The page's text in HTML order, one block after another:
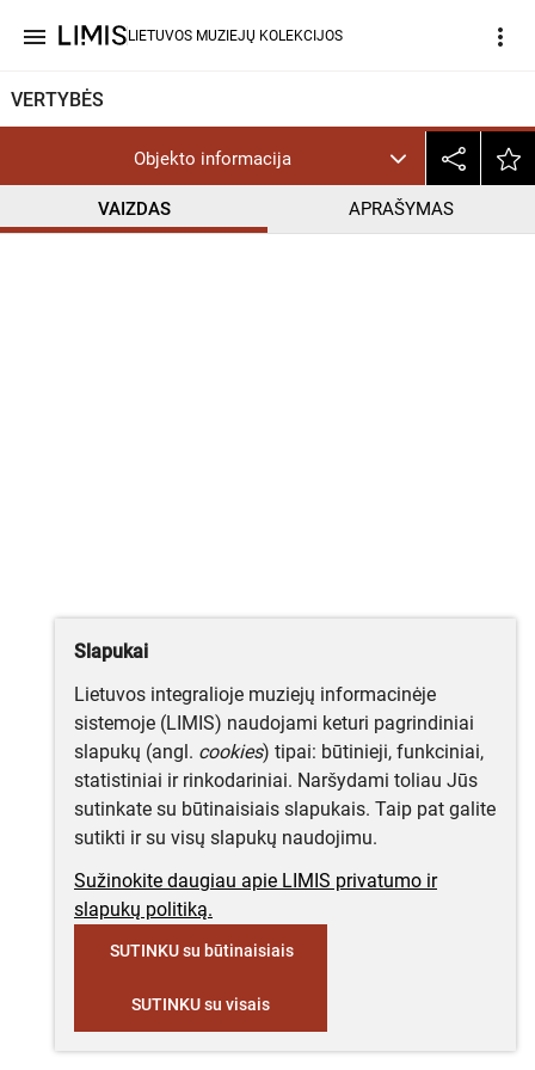
menu LIETUVOS MUZIEJŲ KOLEKCIJOS more_vert
VERTYBĖS
Objekto informacija
VAIZDAS APRAŠYMAS
Slapukai
Lietuvos integralioje muziejų informacinėje
sistemoje (LIMIS) naudojami keturi pagrindiniai
slapukų (angl. cookies) tipai: būtinieji, funkciniai,
statistiniai ir rinkodariniai. Naršydami toliau Jūs
sutinkate su būtinaisiais slapukais. Taip pat galite
sutikti ir su visų slapukų naudojimu.
Sužinokite daugiau apie LIMIS privatumo ir
slapukų politiką.
SUTINKU su būtinaisiais
SUTINKU su visais